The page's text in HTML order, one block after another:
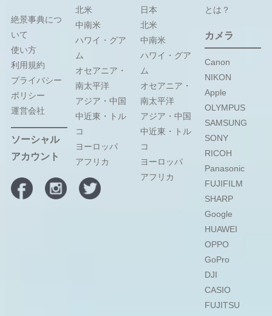
絶景事典につ
いて
使い方
利用規約
プライバシー
ポリシー
運営会社
ソーシャル
アカウント
北米
中南米
ハワイ・グア
ム
オセアニア・
南太平洋
アジア・中国
中近東・トル
コ
ヨーロッパ
アフリカ
日本
北米
中南米
ハワイ・グア
ム
オセアニア・
南太平洋
アジア・中国
中近東・トル
コ
ヨーロッパ
アフリカ
とは？
カメラ
Canon
NIKON
Apple
OLYMPUS
SAMSUNG
SONY
RICOH
Panasonic
FUJIFILM
SHARP
Google
HUAWEI
OPPO
GoPro
DJI
CASIO
FUJITSU